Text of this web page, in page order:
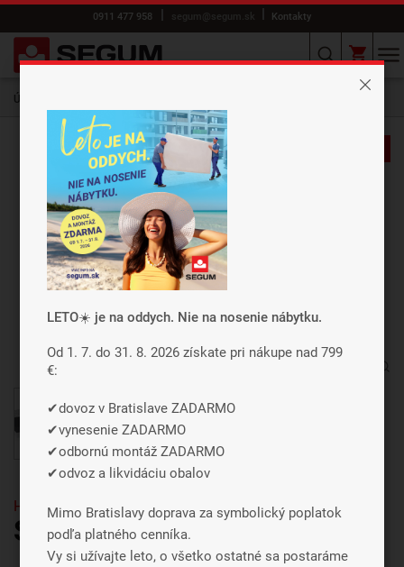
LETO☀️ je na oddych. Nie na nosenie nábytku.
Od 1. 7. do 31. 8. 2026 získate pri nákupe nad 799
€:
✔dovoz v Bratislave ZADARMO
✔vynesenie ZADARMO
✔odbornú montáž ZADARMO
✔odvoz a likvidáciu obalov
Mimo Bratislavy doprava za symbolický poplatok
podľa platného cenníka.
Vy si užívajte leto, o všetko ostatné sa postaráme
0911 477 958 segum@segum.sk Kontakty
Úvod
HR a PUR pena
SONATA wave dopredaj
Záleží nám na vašom súkromí
Cookies používame preto, aby sme
zabezpečili funkcie webu a pokiaľ nám dáte
súhlas, tak okrem iného aj preto, aby sme
vylepšili obsah stránok podľa vašich
dáte súhlas s využívaním cookies a budeme
tak môcť poslať údaje o používaní nášho
tiež na ďalších weboch.
Súhlasiť a zavrieť
Podrobné nastavenie